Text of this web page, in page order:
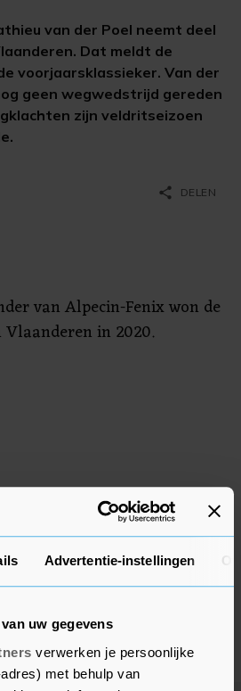
Advertentie-instellingen
uw gegevens
verwerken je persoonlijke
met behulp van
van der Poel neemt deel
Dat meldt de
voorjaarsklassieker. Van der
geen wegwedstrijd gereden
zijn veldritseizoen
share DELEN
van Alpecin-Fenix won de
Vlaanderen in 2020.